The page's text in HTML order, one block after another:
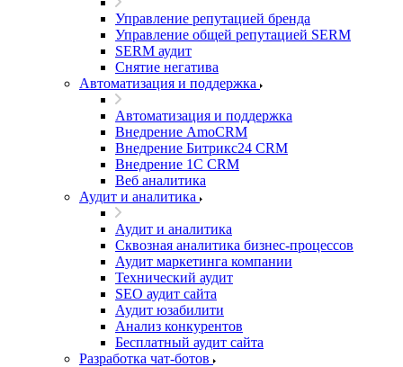
Управление репутацией бренда
Управление общей репутацией SERM
SERM аудит
Снятие негатива
Автоматизация и поддержка
Автоматизация и поддержка
Внедрение AmoCRM
Внедрение Битрикс24 CRM
Внедрение 1C CRM
Веб аналитика
Аудит и аналитика
Аудит и аналитика
Сквозная аналитика бизнес-процессов
Аудит маркетинга компании
Технический аудит
SEO аудит сайта
Аудит юзабилити
Анализ конкурентов
Бесплатный аудит сайта
Разработка чат-ботов